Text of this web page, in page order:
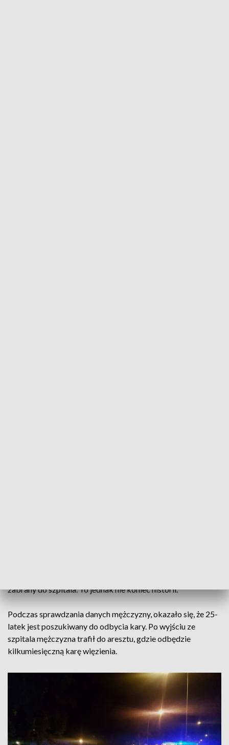
zabrany do szpitala. To jednak nie koniec historii.
Podczas sprawdzania danych mężczyzny, okazało się, że 25-
latek jest poszukiwany do odbycia kary. Po wyjściu ze
szpitala mężczyzna trafił do aresztu, gdzie odbędzie
kilkumiesięczną karę więzienia.